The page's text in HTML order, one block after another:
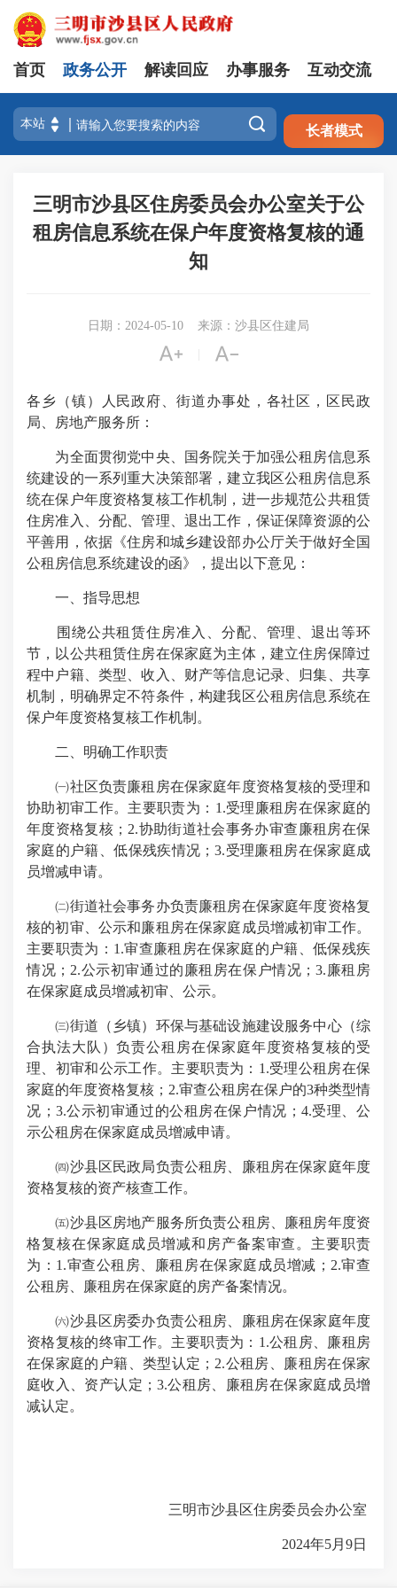
注册 登录
首页 政务公开 解读回应 办事服务 互动交流
 长者模式
三明市沙县区住房委员会办公室关于公
租房信息系统在保户年度资格复核的通
知
日期：2024-05-10 来源：沙县区住建局
 
各乡（镇）人民政府、街道办事处，各社区，区民政
局、房地产服务所：
为全面贯彻党中央、国务院关于加强公租房信息系
统建设的一系列重大决策部署，建立我区公租房信息系
统在保户年度资格复核工作机制，进一步规范公共租赁
住房准入、分配、管理、退出工作，保证保障资源的公
平善用，依据《住房和城乡建设部办公厅关于做好全国
公租房信息系统建设的函》，提出以下意见：
一、指导思想
围绕公共租赁住房准入、分配、管理、退出等环
节，以公共租赁住房在保家庭为主体，建立住房保障过
程中户籍、类型、收入、财产等信息记录、归集、共享
机制，明确界定不符条件，构建我区公租房信息系统在
保户年度资格复核工作机制。
二、明确工作职责
㈠社区负责廉租房在保家庭年度资格复核的受理和
协助初审工作。主要职责为：1.受理廉租房在保家庭的
年度资格复核；2.协助街道社会事务办审查廉租房在保
家庭的户籍、低保残疾情况；3.受理廉租房在保家庭成
员增减申请。
㈡街道社会事务办负责廉租房在保家庭年度资格复
核的初审、公示和廉租房在保家庭成员增减初审工作。
主要职责为：1.审查廉租房在保家庭的户籍、低保残疾
情况；2.公示初审通过的廉租房在保户情况；3.廉租房
在保家庭成员增减初审、公示。
㈢街道（乡镇）环保与基础设施建设服务中心（综
合执法大队）负责公租房在保家庭年度资格复核的受
理、初审和公示工作。主要职责为：1.受理公租房在保
家庭的年度资格复核；2.审查公租房在保户的3种类型情
况；3.公示初审通过的公租房在保户情况；4.受理、公
示公租房在保家庭成员增减申请。
㈣沙县区民政局负责公租房、廉租房在保家庭年度
资格复核的资产核查工作。
㈤沙县区房地产服务所负责公租房、廉租房年度资
格复核在保家庭成员增减和房产备案审查。主要职责
为：1.审查公租房、廉租房在保家庭成员增减；2.审查
公租房、廉租房在保家庭的房产备案情况。
㈥沙县区房委办负责公租房、廉租房在保家庭年度
资格复核的终审工作。主要职责为：1.公租房、廉租房
在保家庭的户籍、类型认定；2.公租房、廉租房在保家
庭收入、资产认定；3.公租房、廉租房在保家庭成员增
减认定。
三明市沙县区住房委员会办公室
2024年5月9日